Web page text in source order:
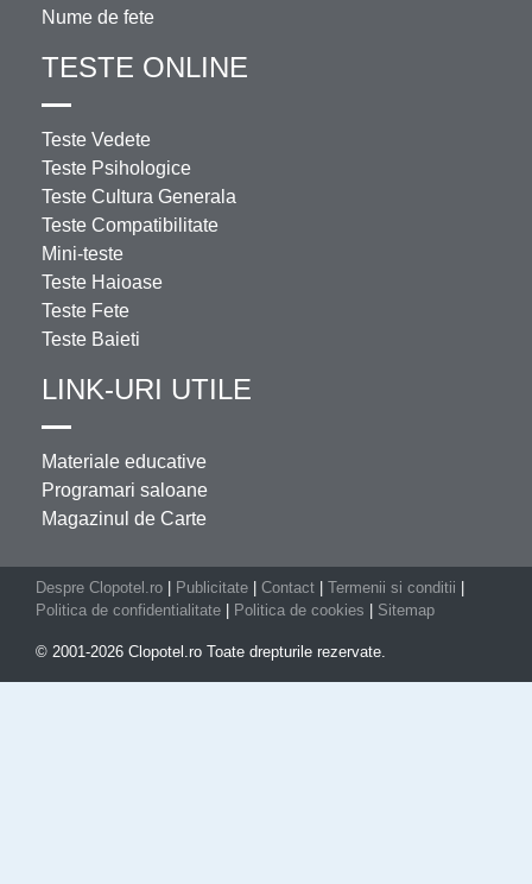
Nume de fete
TESTE ONLINE
Teste Vedete
Teste Psihologice
Teste Cultura Generala
Teste Compatibilitate
Mini-teste
Teste Haioase
Teste Fete
Teste Baieti
LINK-URI UTILE
Materiale educative
Programari saloane
Magazinul de Carte
Despre Clopotel.ro Publicitate Contact Termenii si conditii
Politica de confidentialitate
Politica de cookies Sitemap
© 2001-2026 Clopotel.ro Toate drepturile rezervate.